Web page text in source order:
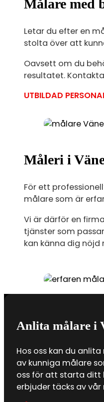
Målare med
Letar du efter en
stolta över att
Oavsett om du
resultatet.
UTBILDAD
Måleri i
För ett
målare som är
Vi är därför en
tjänster som
kan känna dig
Anlita målare i
Hos oss kan du
av kunniga målare
oss för att starta ditt
erbjuder täcks av